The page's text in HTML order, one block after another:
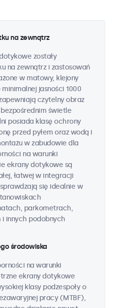
na zewnątrz
zostały
na zewnątrz i zastosowań
w matowy, klejony
jasności 1000
czytelny obraz
świetle
posiada klasę ochrony
przed pyłem oraz wodą i
w zabudowie dla
na warunki
ekrany dotykowe są
łatwej w integracji
się idealnie w
parkometrach,
innych podobnych
środowiska
na warunki
ekrany dotykowe
klasy podzespoły o
pracy (MTBF),